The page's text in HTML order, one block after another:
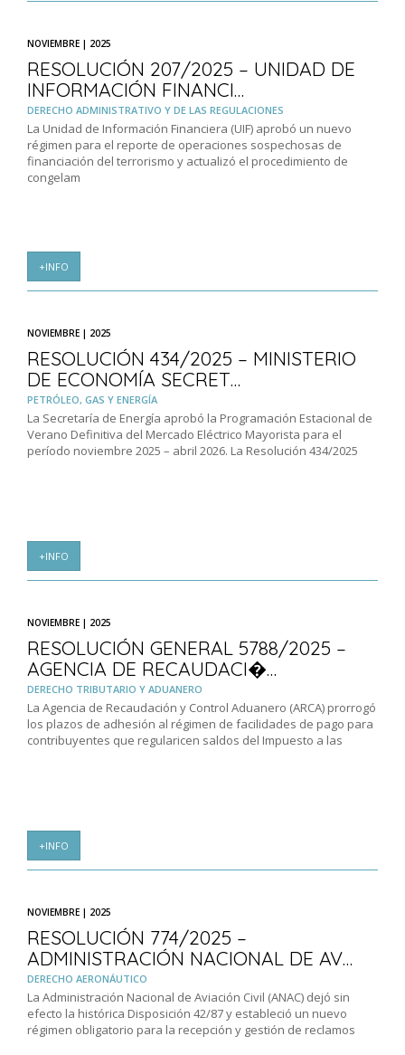
NOVIEMBRE | 2025
RESOLUCIÓN 207/2025 – UNIDAD DE
INFORMACIÓN FINANCI…
DERECHO ADMINISTRATIVO Y DE LAS REGULACIONES
La Unidad de Información Financiera (UIF) aprobó un nuevo
régimen para el reporte de operaciones sospechosas de
financiación del terrorismo y actualizó el procedimiento de
congelam
+INFO
NOVIEMBRE | 2025
RESOLUCIÓN 434/2025 – MINISTERIO
DE ECONOMÍA SECRET…
PETRÓLEO, GAS Y ENERGÍA
La Secretaría de Energía aprobó la Programación Estacional de
Verano Definitiva del Mercado Eléctrico Mayorista para el
período noviembre 2025 – abril 2026. La Resolución 434/2025
+INFO
NOVIEMBRE | 2025
RESOLUCIÓN GENERAL 5788/2025 –
AGENCIA DE RECAUDACI�…
DERECHO TRIBUTARIO Y ADUANERO
La Agencia de Recaudación y Control Aduanero (ARCA) prorrogó
los plazos de adhesión al régimen de facilidades de pago para
contribuyentes que regularicen saldos del Impuesto a las
+INFO
NOVIEMBRE | 2025
RESOLUCIÓN 774/2025 –
ADMINISTRACIÓN NACIONAL DE AV…
DERECHO AERONÁUTICO
La Administración Nacional de Aviación Civil (ANAC) dejó sin
efecto la histórica Disposición 42/87 y estableció un nuevo
régimen obligatorio para la recepción y gestión de reclamos